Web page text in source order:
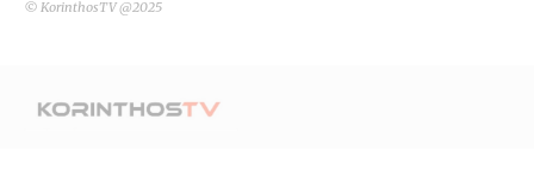
© KorinthosTV @2025